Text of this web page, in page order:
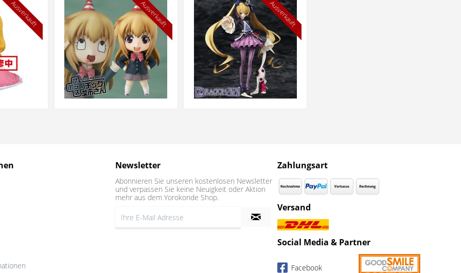
Ausverkauft Ausverkauft Ausverkauft
Newsletter
Abonnieren Sie unseren kostenlosen Newsletter
und verpassen Sie keine Neuigkeit oder Aktion
mehr aus dem Yorokonde Shop.
Zahlungsart
Versand
Social Media & Partner
Facebook